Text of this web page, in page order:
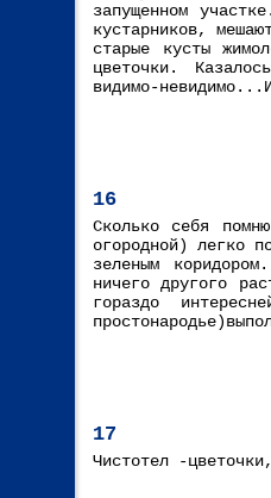
запущенном
кустарников,
старые кусты
цветочки.
видимо-
16
Сколько себя
огородной) легко
зеленым
ничего другого
гораздо
17
Чистотел -